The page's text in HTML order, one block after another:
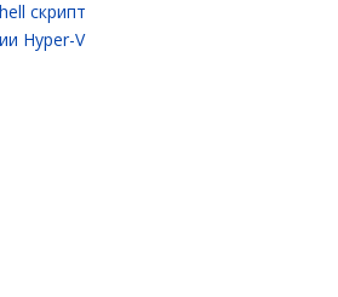
cкрипт
Hyper-V